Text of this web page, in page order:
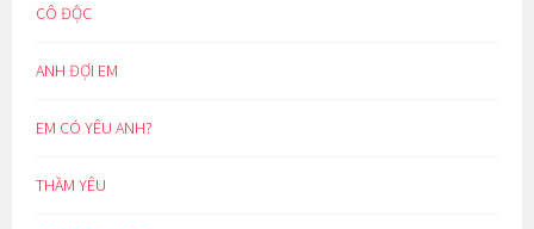
CÔ ĐỘC
ANH ĐỢI EM
EM CÓ YÊU ANH?
THẦM YÊU